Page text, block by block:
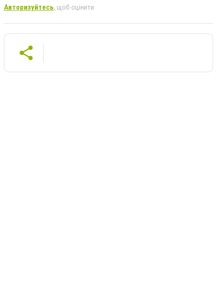
Авторизуйтесь, щоб оцінити